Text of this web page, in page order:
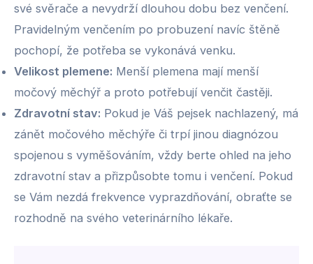
své svěrače a nevydrží dlouhou dobu bez venčení.
Pravidelným venčením po probuzení navíc štěně
pochopí, že potřeba se vykonává venku.
Velikost plemene: Menší plemena mají menší
močový měchýř a proto potřebují venčit častěji.
Zdravotní stav: Pokud je Váš pejsek nachlazený, má
zánět močového měchýře či trpí jinou diagnózou
spojenou s vyměšováním, vždy berte ohled na jeho
zdravotní stav a přizpůsobte tomu i venčení. Pokud
se Vám nezdá frekvence vyprazdňování, obraťte se
rozhodně na svého veterinárního lékaře.